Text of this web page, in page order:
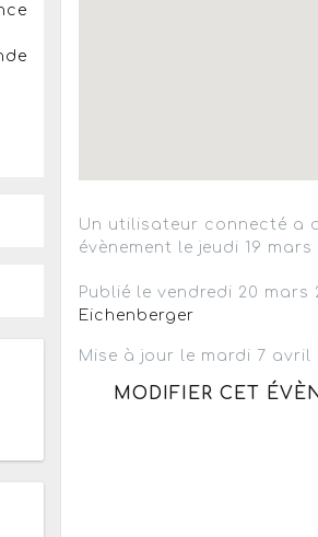
Un utilisateur connecté a
évènement le jeudi 19 mars
Publié le vendredi 20 mars
Eichenberger
Mise à jour le mardi 7 avril
MODIFIER CET